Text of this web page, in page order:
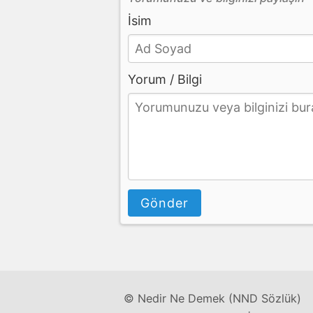
İsim
Yorum / Bilgi
Gönder
© Nedir Ne Demek (NND Sözlük)